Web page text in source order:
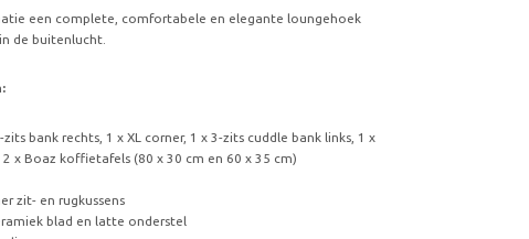
een complete, comfortabele en elegante loungehoek
de buitenlucht.
bank rechts, 1 x XL corner, 1 x 3-zits cuddle bank links, 1 x
x Boaz koffietafels (80 x 30 cm en 60 x 35 cm)
zit- en rugkussens
blad en latte onderstel